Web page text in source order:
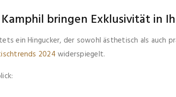
bringen Exklusivität in
ein Hingucker, der sowohl ästhetisch als auch
2024 widerspiegelt.